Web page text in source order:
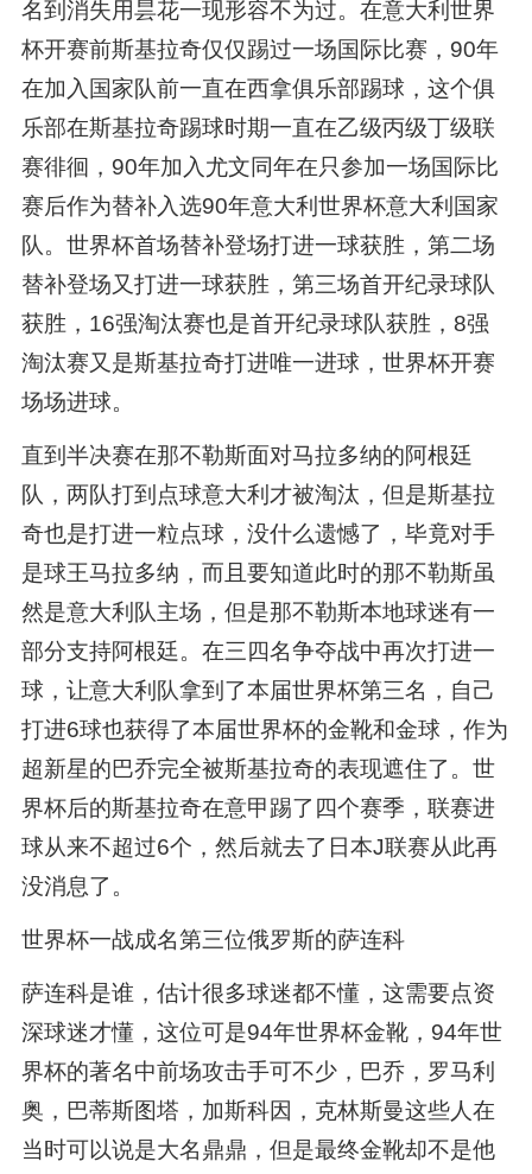
名到消失用昙花一现形容不为过。在意大利世界
杯开赛前斯基拉奇仅仅踢过一场国际比赛，90年
在加入国家队前一直在西拿俱乐部踢球，这个俱
乐部在斯基拉奇踢球时期一直在乙级丙级丁级联
赛徘徊，90年加入尤文同年在只参加一场国际比
赛后作为替补入选90年意大利世界杯意大利国家
队。世界杯首场替补登场打进一球获胜，第二场
替补登场又打进一球获胜，第三场首开纪录球队
获胜，16强淘汰赛也是首开纪录球队获胜，8强
淘汰赛又是斯基拉奇打进唯一进球，世界杯开赛
场场进球。
直到半决赛在那不勒斯面对马拉多纳的阿根廷
队，两队打到点球意大利才被淘汰，但是斯基拉
奇也是打进一粒点球，没什么遗憾了，毕竟对手
是球王马拉多纳，而且要知道此时的那不勒斯虽
然是意大利队主场，但是那不勒斯本地球迷有一
部分支持阿根廷。在三四名争夺战中再次打进一
球，让意大利队拿到了本届世界杯第三名，自己
打进6球也获得了本届世界杯的金靴和金球，作为
超新星的巴乔完全被斯基拉奇的表现遮住了。世
界杯后的斯基拉奇在意甲踢了四个赛季，联赛进
球从来不超过6个，然后就去了日本J联赛从此再
没消息了。
世界杯一战成名第三位俄罗斯的萨连科
萨连科是谁，估计很多球迷都不懂，这需要点资
深球迷才懂，这位可是94年世界杯金靴，94年世
界杯的著名中前场攻击手可不少，巴乔，罗马利
奥，巴蒂斯图塔，加斯科因，克林斯曼这些人在
当时可以说是大名鼎鼎，但是最终金靴却不是他